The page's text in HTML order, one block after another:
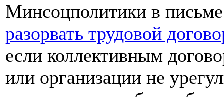
Минсоцполитики в
разорвать трудовой
если коллективным
или организации не